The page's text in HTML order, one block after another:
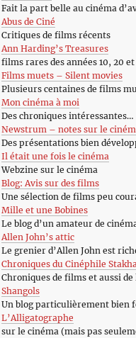
Fait la part belle au cinéma
Abus de Ciné
Critiques de films récents
Ann Harding’s Treasures
films rares des années 10, 20 et
Films muets – Silent movies
Plusieurs centaines de films
Mon cinéma à moi
Des chroniques intéressantes…
Newstrum – notes sur le
Des présentations bien
Il était une fois le cinéma
Webzine sur le cinéma
Blog: Avis sur des films
Une sélection de films peu
Mille et une Bobines
Le blog d’un amateur de
Allen John’s attic
Le grenier d’Allen John est
Chroniques du Cinéphile
Chroniques de films et aussi
Shangols
Un blog particulièrement bien
L’Alligatographe
sur le cinéma (mais pas